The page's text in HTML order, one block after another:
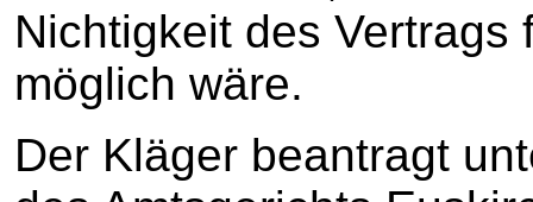
Nichtigkeit des
möglich wäre.
Der Kläger beantragt